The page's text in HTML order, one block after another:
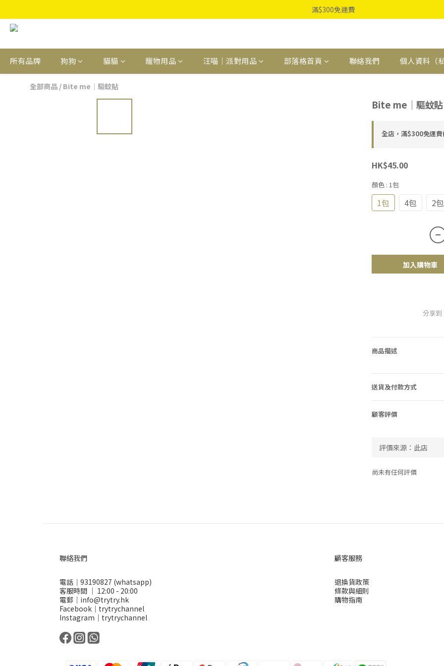
滿$300免運費
所有品牌 狗狗 貓貓 寵物用品 汪喵｜派對用品 部落格首頁 聯絡我們 個人資料（
全部商品 / Bite me｜驅蚊貼
Bite me｜驅蚊貼
全店，滿$300免運
HK$45.00
顏色 : 1包
1包 4包 2包
加入購物車
分享到
商品描述
送貨及付款方式
顧客評價
尚未有任何評價
聯絡我們
電話｜93190827 (whatsapp)
客服時間 ｜ 12:00 - 20:00
電郵｜info@trytry.hk
Facebook｜trytrychannel
Instagram｜trytrychannel
顧客服務
退換貨政策
條款與細則
購物指南